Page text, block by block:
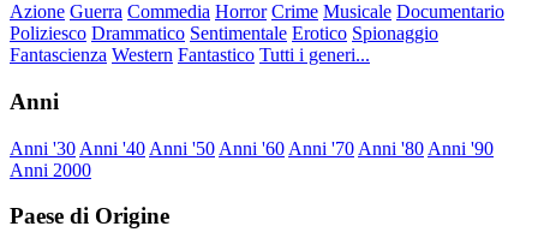
Azione Guerra Commedia Horror Crime Musicale Documentario
Poliziesco Drammatico Sentimentale Erotico Spionaggio
Fantascienza Western Fantastico Tutti i generi...
Anni
Anni '30 Anni '40 Anni '50 Anni '60 Anni '70 Anni '80 Anni '90
Anni 2000
Paese di Origine